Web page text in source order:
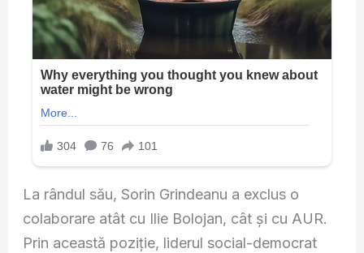
La rândul său, Sorin Grindeanu a exclus o
colaborare atât cu Ilie Bolojan, cât și cu AUR.
Prin această poziție, liderul social-democrat